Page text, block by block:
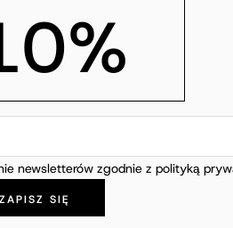
newsletterów zgodnie z polityką